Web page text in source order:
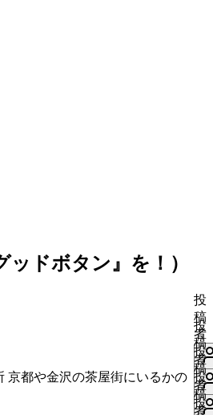
ドボタン』を！）
投
稿
者
投
稿
者
投
稿
者
京都や金沢の茶屋街にいるかの 投
稿
者
投